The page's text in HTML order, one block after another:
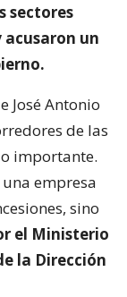
sectores
un
José Antonio
de las
importante.
empresa
sino
el Ministerio
la Dirección